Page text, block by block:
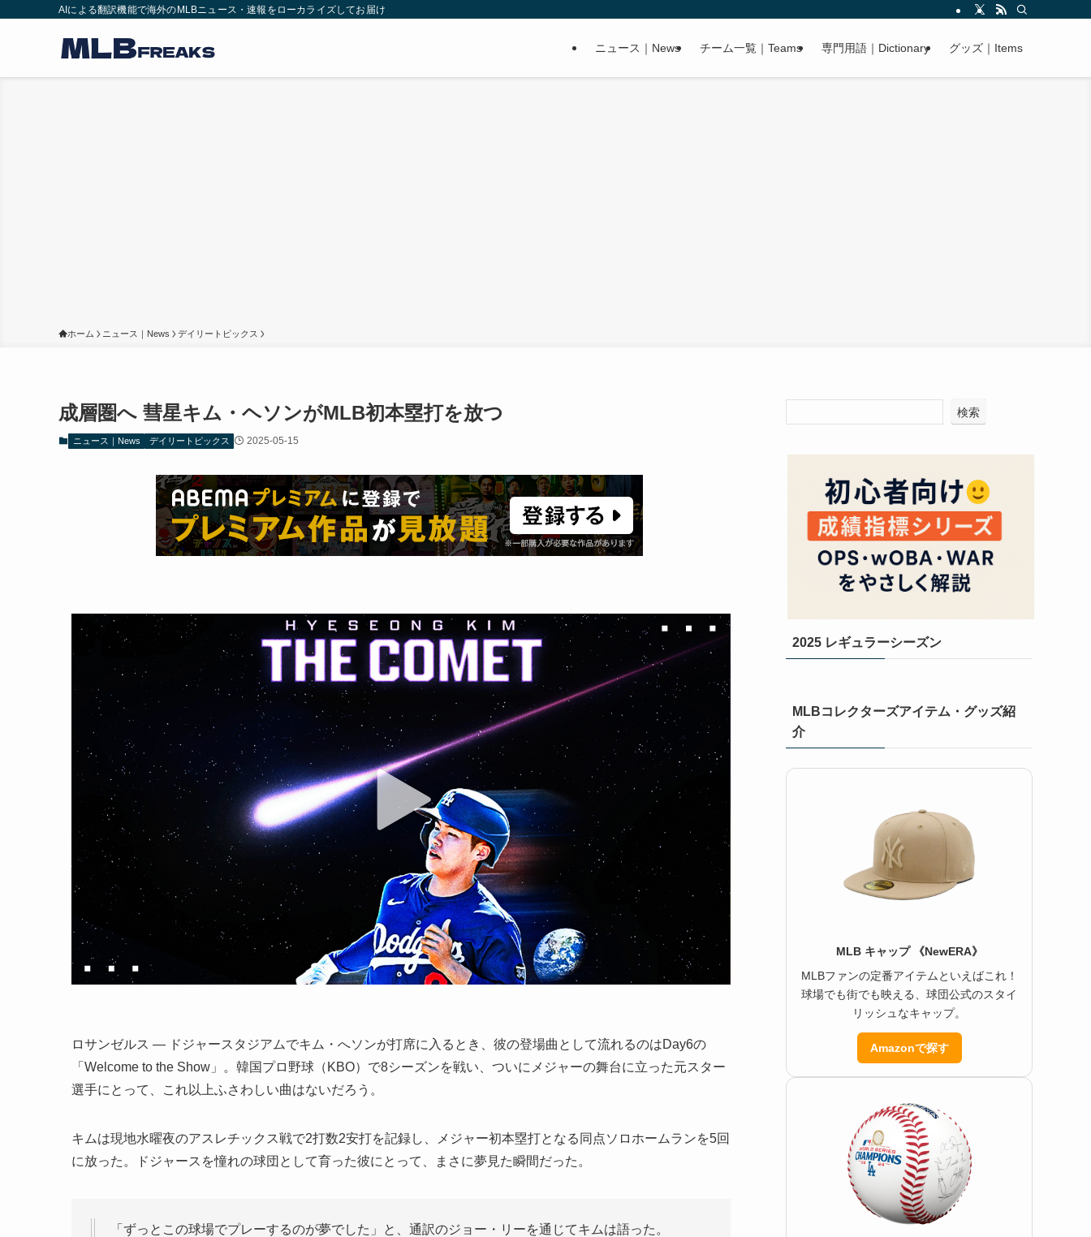
AIによる翻訳機能で海外のMLBニュース・速報をローカライズしてお届け
ニュース｜News チーム一覧｜Teams 専門用語｜Dictionary グッズ｜Items
ホーム ニュース｜News デイリートピックス
成層圏へ 彗星キム・ヘソンがMLB初本塁打を放つ
ニュース｜News デイリートピックス 2025-05-15
ロサンゼルス — ドジャースタジアムでキム・へソンが打席に入るとき、彼の登場曲として流れるのはDay6の
「Welcome to the Show」。韓国プロ野球（KBO）で8シーズンを戦い、ついにメジャーの舞台に立った元スター
選手にとって、これ以上ふさわしい曲はないだろう。
キムは現地水曜夜のアスレチックス戦で2打数2安打を記録し、メジャー初本塁打となる同点ソロホームランを5回
に放った。ドジャースを憧れの球団として育った彼にとって、まさに夢見た瞬間だった。
「ずっとこの球場でプレーするのが夢でした」と、通訳のジョー・リーを通じてキムは語った。
検索
2025 レギュラーシーズン
MLBコレクターズアイテム・グッズ紹
介
MLB キャップ 《NewERA》
MLBファンの定番アイテムといえばこれ！
球場でも街でも映える、球団公式のスタイ
リッシュなキャップ。
Amazonで探す